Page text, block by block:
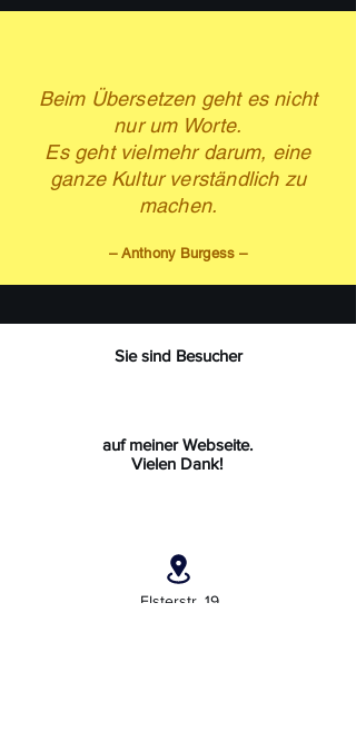
Beim Übersetzen geht es nicht
nur um Worte.
Es geht vielmehr darum, eine
ganze Kultur verständlich zu
machen.
– Anthony Burgess –
Sie sind Besucher
auf meiner Webseite.
Vielen Dank!
Elsterstr. 19